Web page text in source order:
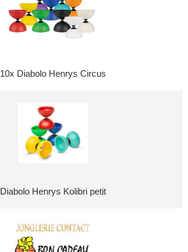
10x Diabolo Henrys Circus
Diabolo Henrys Kolibri petit